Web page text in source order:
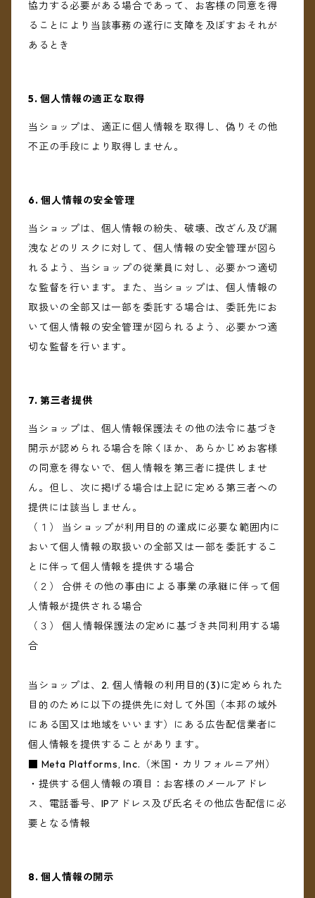
協力する必要がある場合であって、お客様の同意を得
ることにより当該事務の遂行に支障を及ぼすおそれが
あるとき
5. 個人情報の適正な取得
当ショップは、適正に個人情報を取得し、偽りその他
不正の手段により取得しません。
6. 個人情報の安全管理
当ショップは、個人情報の紛失、破壊、改ざん及び漏
洩などのリスクに対して、個人情報の安全管理が図ら
れるよう、当ショップの従業員に対し、必要かつ適切
な監督を行います。また、当ショップは、個人情報の
取扱いの全部又は一部を委託する場合は、委託先にお
いて個人情報の安全管理が図られるよう、必要かつ適
切な監督を行います。
7. 第三者提供
当ショップは、個人情報保護法その他の法令に基づき
開示が認められる場合を除くほか、あらかじめお客様
の同意を得ないで、個人情報を第三者に提供しませ
ん。但し、次に掲げる場合は上記に定める第三者への
提供には該当しません。
（１） 当ショップが利用目的の達成に必要な範囲内に
おいて個人情報の取扱いの全部又は一部を委託するこ
とに伴って個人情報を提供する場合
（２） 合併その他の事由による事業の承継に伴って個
人情報が提供される場合
（３） 個人情報保護法の定めに基づき共同利用する場
合
当ショップは、2. 個人情報の利用目的(3)に定められた
目的のために以下の提供先に対して外国（本邦の域外
にある国又は地域をいいます）にある広告配信業者に
個人情報を提供することがあります。
■ Meta Platforms, Inc.（米国・カリフォルニア州）
・提供する個人情報の項目：お客様のメールアドレ
ス、電話番号、IPアドレス及び氏名その他広告配信に必
要となる情報
8. 個人情報の開示